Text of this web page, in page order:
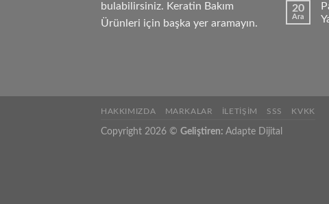
bulabilirsiniz. Keratin Bakım
Ürünleri için başka yer aramayın.
20
Ara
HAKKIMIZDA MARKALAR İLETIŞIM SSS KVKK
Copyright 2026 © Geliştiren: Adapte Dijital